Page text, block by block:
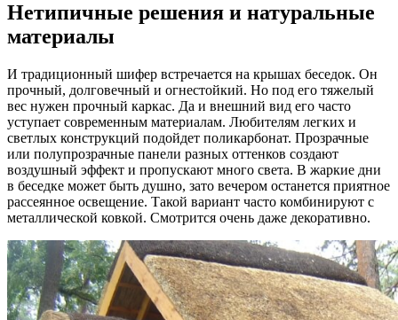
Нетипичные решения и натуральные
материалы
И традиционный шифер встречается на крышах беседок. Он
прочный, долговечный и огнестойкий. Но под его тяжелый
вес нужен прочный каркас. Да и внешний вид его часто
уступает современным материалам. Любителям легких и
светлых конструкций подойдет поликарбонат. Прозрачные
или полупрозрачные панели разных оттенков создают
воздушный эффект и пропускают много света. В жаркие дни
в беседке может быть душно, зато вечером останется приятное
рассеянное освещение. Такой вариант часто комбинируют с
металлической ковкой. Смотрится очень даже декоративно.